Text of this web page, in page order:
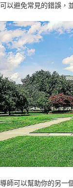
可以避免常見的錯誤，
導師可以幫助你的另一